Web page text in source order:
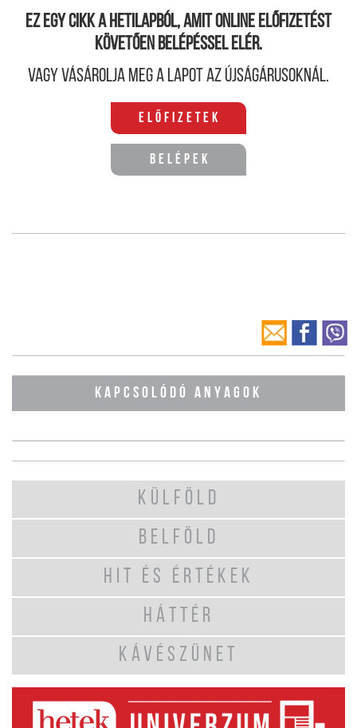
Ez egy cikk a hetilapból, amit online előfizetést
követően belépéssel elér.
Vagy vásárolja meg a lapot az újságárusoknál.
Előfizetek
Belépek
KAPCSOLÓDÓ ANYAGOK
KÜLFÖLD
BELFÖLD
HIT ÉS ÉRTÉKEK
HÁTTÉR
KÁVÉSZÜNET